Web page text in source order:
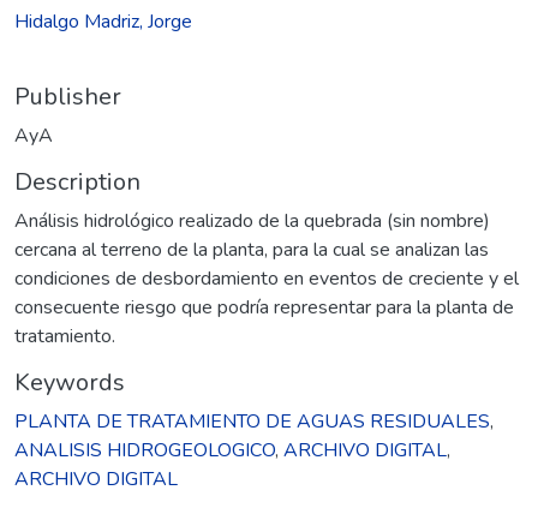
Hidalgo Madriz, Jorge
Publisher
AyA
Description
Análisis hidrológico realizado de la quebrada (sin nombre)
cercana al terreno de la planta, para la cual se analizan las
condiciones de desbordamiento en eventos de creciente y el
consecuente riesgo que podría representar para la planta de
tratamiento.
Keywords
PLANTA DE TRATAMIENTO DE AGUAS RESIDUALES,
ANALISIS HIDROGEOLOGICO, ARCHIVO DIGITAL,
ARCHIVO DIGITAL